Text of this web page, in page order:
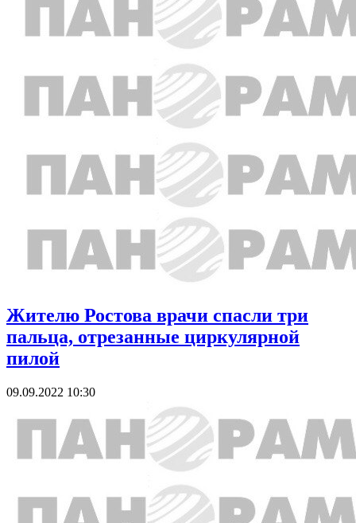
Жителю Ростова врачи спасли три
пальца, отрезанные циркулярной
пилой
09.09.2022 10:30